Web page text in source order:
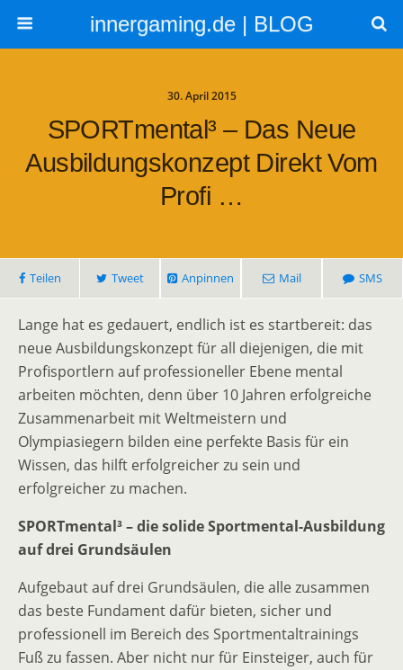
innergaming.de | BLOG
30. April 2015
SPORTmental³ – Das Neue
Ausbildungskonzept Direkt Vom
Profi …
Teilen Tweet Anpinnen Mail SMS
Lange hat es gedauert, endlich ist es startbereit: das
neue Ausbildungskonzept für all diejenigen, die mit
Profisportlern auf professioneller Ebene mental
arbeiten möchten, denn über 10 Jahren erfolgreiche
Zusammenarbeit mit Weltmeistern und
Olympiasiegern bilden eine perfekte Basis für ein
Wissen, das hilft erfolgreicher zu sein und
erfolgreicher zu machen.
SPORTmental³ – die solide Sportmental-Ausbildung
auf drei Grundsäulen
Aufgebaut auf drei Grundsäulen, die alle zusammen
das beste Fundament dafür bieten, sicher und
professionell im Bereich des Sportmentaltrainings
Fuß zu fassen. Aber nicht nur für Einsteiger, auch für